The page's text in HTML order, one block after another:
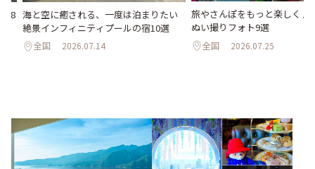
8 海と空に癒される、一度は泊まりたい
絶景インフィニティプールの宿10選
全国 2026.07.14
旅やさんぽをもっと楽しく♪
ぬい撮りフォト9選
全国 2026.07.25